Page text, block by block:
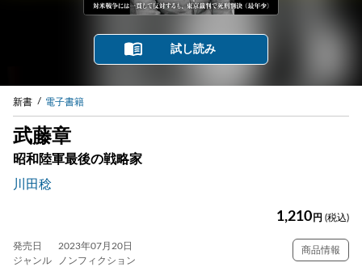
試し読み
新書 電子書籍
武藤章
昭和陸軍最後の戦略家
川田稔
1,210 円 (税込)
発売日
2023年07月20日
ジャンル
ノンフィクション
商品情報